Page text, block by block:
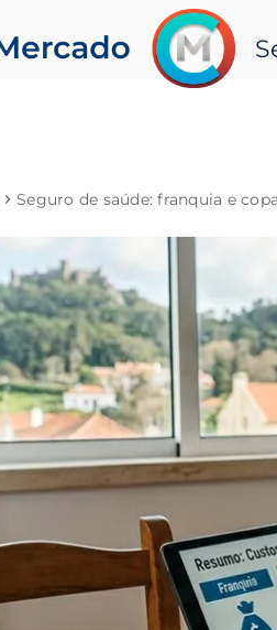
Seguro de saúde: franquia e